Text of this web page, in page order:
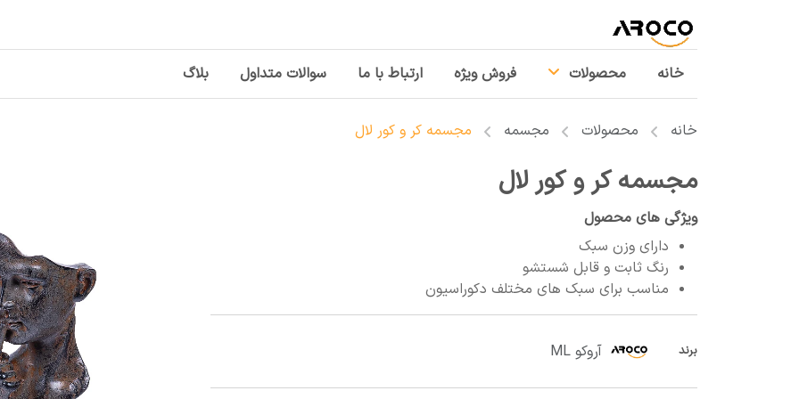
خانه محصولات فروش ویژه ارتباط با ما سوالات متداول بلاگ
خانه محصولات مجسمه مجسمه کر و کور لال
مجسمه کر و کور لال
ویژگی های محصول
دارای وزن سبک
رنگ ثابت و قابل شستشو
مناسب برای سبک های مختلف دکوراسیون
برند آروکو ML